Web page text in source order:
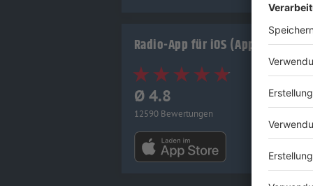
Radio-App für iOS (Apple)
Ø 4.8
12590 Bewertungen